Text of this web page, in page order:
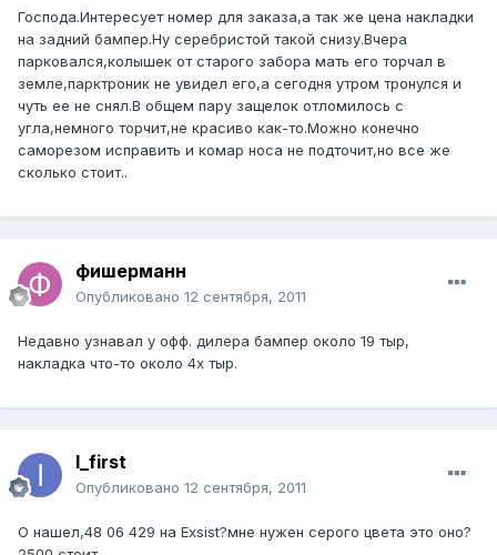
Господа.Интересует номер для заказа,а так же цена накладки
на задний бампер.Ну серебристой такой снизу.Вчера
парковался,колышек от старого забора мать его торчал в
земле,парктроник не увидел его,а сегодня утром тронулся и
чуть ее не снял.В общем пару защелок отломилось с
угла,немного торчит,не красиво как-то.Можно конечно
саморезом исправить и комар носа не подточит,но все же
сколько стоит..
фишерманн
Опубликовано 12 сентября, 2011
Недавно узнавал у офф. дилера бампер около 19 тыр,
накладка что-то около 4х тыр.
I_first
Опубликовано 12 сентября, 2011
О нашел,48 06 429 на Exsist?мне нужен серого цвета это оно?